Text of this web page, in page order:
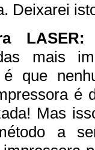
Deixarei
LASER:
mais
é que
é
Mas
a